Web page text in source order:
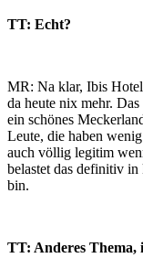
TT: Echt?
MR: Na klar, Ibis
da heute nix mehr.
ein schönes
Leute, die haben
auch völlig legitim
belastet das definitiv
bin.
TT: Anderes Thema,